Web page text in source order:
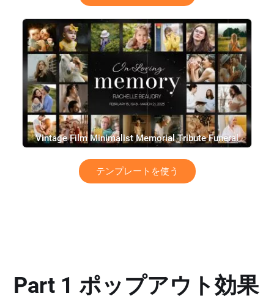
Vintage Film Minimalist Memorial Tribute Funeral
Collage Photo Slideshow
テンプレートを使う
Part 1 ポップアウト効果